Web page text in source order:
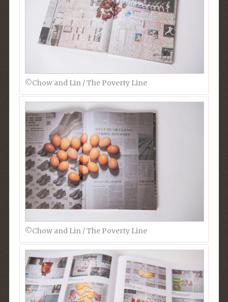
©︎Chow and Lin / The Poverty Line
©︎Chow and Lin / The Poverty Line